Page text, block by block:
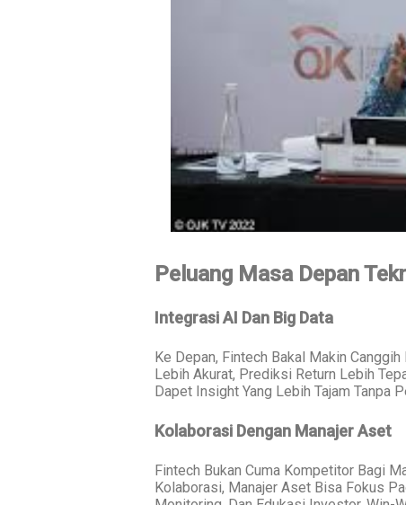
Peluang Masa Depan
Integrasi AI Dan Big Data
Ke Depan, Fintech Bakal Makin
Lebih Akurat, Prediksi Return Lebih
Dapet Insight Yang Lebih Tajam Tanpa
Kolaborasi Dengan Manajer Aset
Fintech Bukan Cuma Kompetitor Bagi
Kolaborasi, Manajer Aset Bisa Fokus